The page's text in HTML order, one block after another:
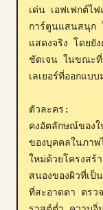
อัปเดต
เด่น เอฟเฟกต์ไ
การ์ตูนแสนสนุก
แสดงจริง โดยยั
ชัดเจน ในขณะที่
เลเยอร์ที่ออกแบ
ตัวละคร:
คงอัตลักษณ์ของ
ของบุคคลในภาพ
ใหม่ด้วยโครงสร้
สนองของผิวที่เ
ที่สะอาดตา ตรว